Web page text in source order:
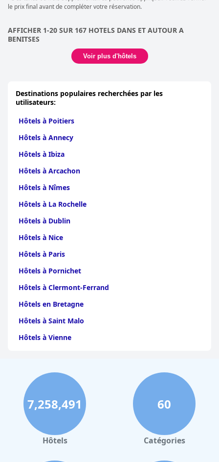
le prix final avant de compléter votre réservation.
AFFICHER 1-20 SUR 167 HOTELS DANS ET AUTOUR A
BENITSES
Voir plus d'hôtels
Destinations populaires recherchées par les
utilisateurs:
Hôtels à Poitiers
Hôtels à Annecy
Hôtels à Ibiza
Hôtels à Arcachon
Hôtels à Nîmes
Hôtels à La Rochelle
Hôtels à Dublin
Hôtels à Nice
Hôtels à Paris
Hôtels à Pornichet
Hôtels à Clermont-Ferrand
Hôtels en Bretagne
Hôtels à Saint Malo
Hôtels à Vienne
Hôtels à Perpignan
Hôtels au Grand-Bornand
Hôtels à Strasbourg
Hôtels à Valence
Hôtels à Gerardmer
7,258,491
Hôtels
60
Catégories